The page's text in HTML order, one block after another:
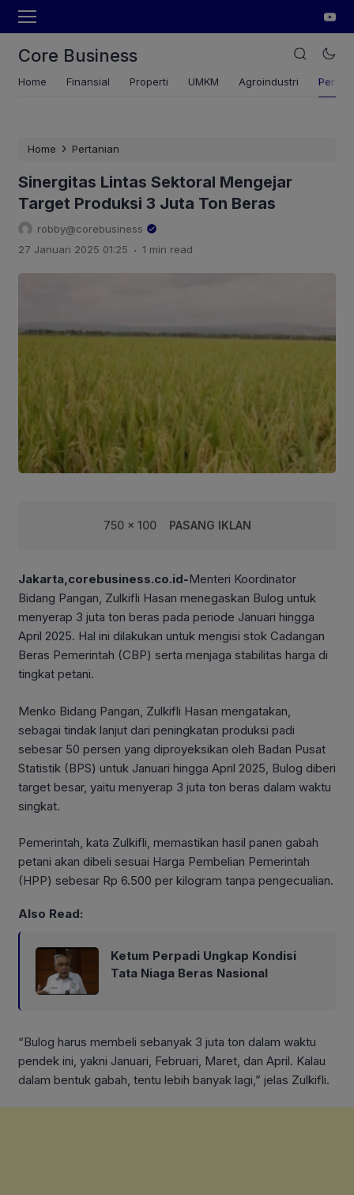
Core Business
Home Finansial Properti UMKM Agroindustri
Home › Pertanian
Sinergitas Lintas Sektoral Mengejar
Target Produksi 3 Juta Ton Beras
robby@corebusiness
27 Januari 2025 01:25 . 1 min read
750 x 100 PASANG IKLAN
Jakarta,corebusiness.co.id-Menteri Koordinator
Bidang Pangan, Zulkifli Hasan menegaskan Bulog untuk
menyerap 3 juta ton beras pada periode Januari hingga
April 2025. Hal ini dilakukan untuk mengisi stok Cadangan
Beras Pemerintah (CBP) serta menjaga stabilitas harga di
tingkat petani.
Menko Bidang Pangan, Zulkifli Hasan mengatakan,
sebagai tindak lanjut dari peningkatan produksi padi
sebesar 50 persen yang diproyeksikan oleh Badan Pusat
Statistik (BPS) untuk Januari hingga April 2025, Bulog diberi
target besar, yaitu menyerap 3 juta ton beras dalam waktu
singkat.
Pemerintah, kata Zulkifli, memastikan hasil panen gabah
petani akan dibeli sesuai Harga Pembelian Pemerintah
(HPP) sebesar Rp 6.500 per kilogram tanpa pengecualian.
Also Read:
Ketum Perpadi Ungkap Kondisi
Tata Niaga Beras Nasional
“Bulog harus membeli sebanyak 3 juta ton dalam waktu
pendek ini, yakni Januari, Februari, Maret, dan April. Kalau
dalam bentuk gabah, tentu lebih banyak lagi,” jelas Zulkifli.